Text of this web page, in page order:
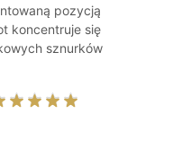
pozycją
koncentruje się
sznurków